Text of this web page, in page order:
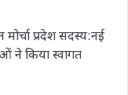
प्रदेश सदस्य:नई
ने किया स्वागत